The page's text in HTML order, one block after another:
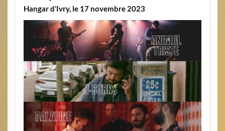
Hangar d’Ivry, le 17 novembre 2023